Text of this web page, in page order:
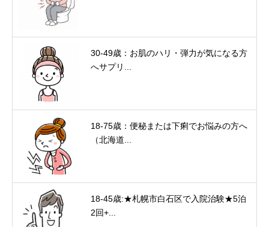
30-49歳：お肌のハリ・弾力が気になる方
へサプリ...
18-75歳：便秘または下痢でお悩みの方へ
（北海道...
18-45歳:★札幌市白石区で入院治験★5泊
2回+...